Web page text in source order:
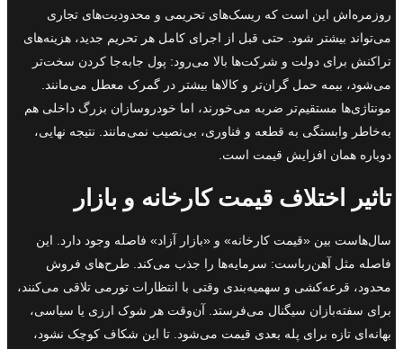
روزمره‌اش این است که ریسک‌های تحریمی و محدودیت‌های تجاری
می‌تواند بیشتر شود. حتی قبل از اجرای کامل هر تحریم جدید، هزینه‌های
تراکنش برای دولت و شرکت‌ها بالا می‌رود: پول جابه‌جا کردن سخت‌تر
می‌شود، بیمه حمل گران‌تر و کالاها بیشتر در گمرک معطل می‌مانند.
مونتاژی‌ها مستقیم‌تر ضربه می‌خورند، اما خودروسازان بزرگ داخلی هم
به‌خاطر وابستگی به قطعه و فناوری، بی‌نصیب نمی‌مانند. نتیجه نهایی،
دوباره همان افزایش قیمت است.
تاثیر اختلاف قیمت کارخانه و بازار
سال‌هاست بین «قیمت کارخانه» و «بازار آزاد» فاصله وجود دارد. این
فاصله مثل آهن‌رباست: سرمایه‌ها را جذب می‌کند. طرح‌های فروش
محدود، قرعه‌کشی و سهمیه‌بندی وقتی با انتظارات تورمی تلاقی می‌کنند،
برای سفته‌بازان سیگنال می‌فرستد. آن‌وقت هر شوک ارزی یا سیاسی،
بهانه‌ای تازه برای پله بعدی قیمت می‌شود. تا این شکاف کوچک نشود،